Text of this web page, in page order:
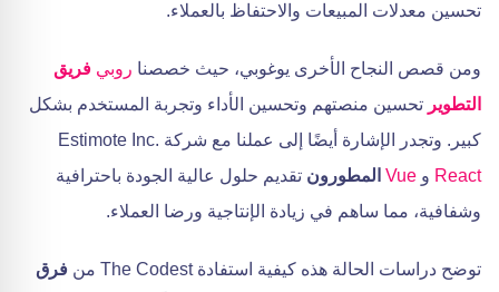
تحسين معدلات المبيعات والاحتفاظ بالعملاء.
ومن قصص النجاح الأخرى يوغوبي، حيث خصصنا روبي فريق
التطوير تحسين منصتهم وتحسين الأداء وتجربة المستخدم بشكل
كبير. وتجدر الإشارة أيضًا إلى عملنا مع شركة Estimote Inc.
React و Vue المطورون تقديم حلول عالية الجودة باحترافية
وشفافية، مما ساهم في زيادة الإنتاجية ورضا العملاء.
توضح دراسات الحالة هذه كيفية استفادة The Codest من
فرق